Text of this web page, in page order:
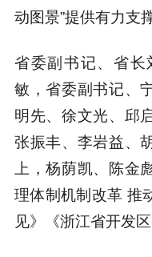
动图景”提供有力支撑
省委副书记、省
敏，省委副书记、
明先、徐文光、邱
张振丰、李岩益、
上，杨荫凯、陈金
理体制机制改革 推
见》《浙江省开发